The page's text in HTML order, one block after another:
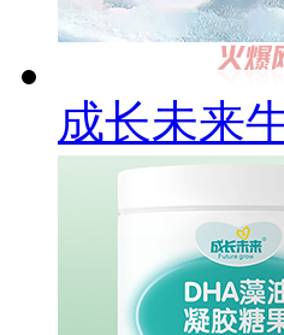
成长未来